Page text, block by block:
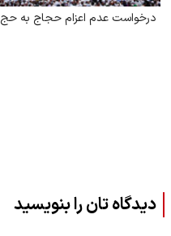
درخواست عدم اعزام حجاج به حج
دیدگاه تان را بنویسید